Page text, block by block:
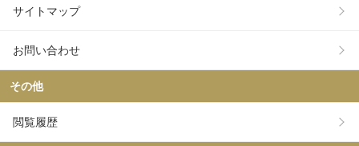
サイトマップ
お問い合わせ
その他
閲覧履歴